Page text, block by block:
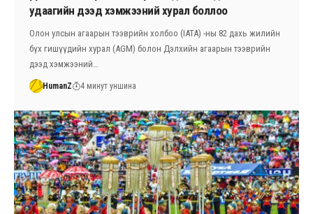
удаагийн дээд хэмжээний хурал боллоо
Олон улсын агаарын тээврийн холбоо (IATA) -ны 82 дахь жилийн
бүх гишүүдийн хурал (AGM) болон Дэлхийн агаарын тээврийн
дээд хэмжээний…
HumanZ 4 минут уншина